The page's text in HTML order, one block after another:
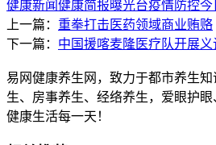
健康新闻健康简报曝光台疫情防控今
上一篇： 重拳打击医药领域商业贿赂
下一篇： 中国援喀麦隆医疗队开展义
易网健康养生网，致力于都市养生
生、房事养生、经络养生，爱眼护
健康生活每一天！